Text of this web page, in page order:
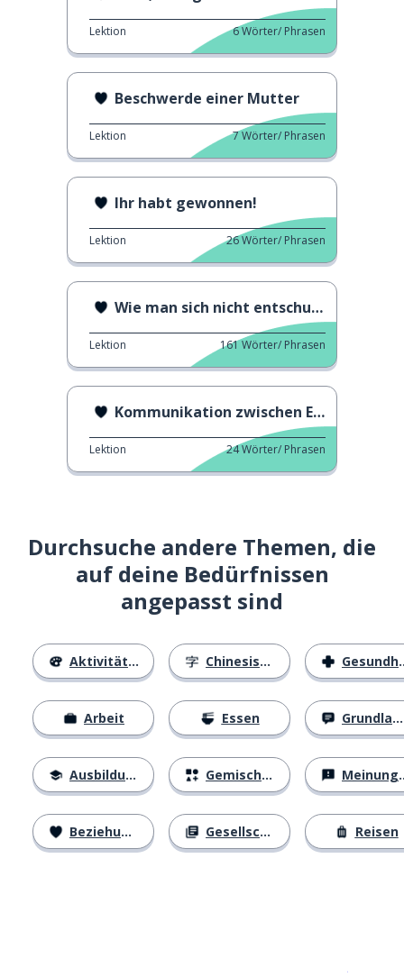
Lektion 6Wörter/ Phrasen
Beschwerde einer Mutter
Lektion 7Wörter/ Phrasen
Ihr habt gewonnen!
Lektion 26Wörter/ Phrasen
Wie man sich nicht entschuldigt
Lektion 161Wörter/ Phrasen
Kommunikation zwischen Eltern und Kindern
Lektion 24Wörter/ Phrasen
Durchsuche andere Themen, die
auf deine Bedürfnissen
angepasst sind
Aktivitäten
Arbeit
Ausbildung
Beziehungen
Chinesische Schriftzeichen
Essen
Gemischtes
Gesellschaft
Gesundheit
Grundlagen
Meinungen
Reisen